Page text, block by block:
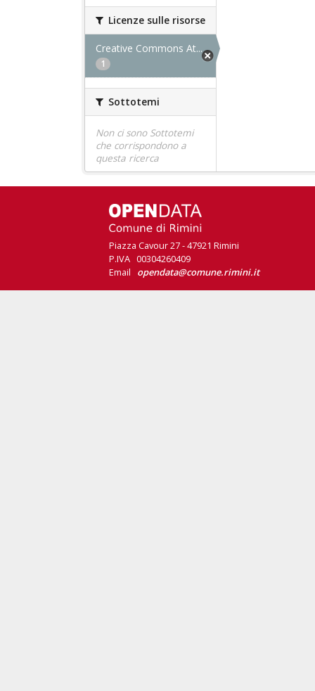
Licenze sulle risorse
Creative Commons At...
1
Sottotemi
Non ci sono Sottotemi
che corrispondono a
questa ricerca
Piazza Cavour 27 - 47921 Rimini
P.IVA 00304260409
Email opendata@comune.rimini.it